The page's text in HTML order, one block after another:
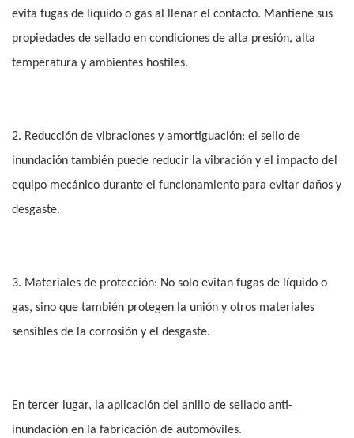
evita fugas de líquido o gas al llenar el contacto. Mantiene sus
propiedades de sellado en condiciones de alta presión, alta
temperatura y ambientes hostiles.
2. Reducción de vibraciones y amortiguación: el sello de
inundación también puede reducir la vibración y el impacto del
equipo mecánico durante el funcionamiento para evitar daños y
desgaste.
3. Materiales de protección: No solo evitan fugas de líquido o
gas, sino que también protegen la unión y otros materiales
sensibles de la corrosión y el desgaste.
En tercer lugar, la aplicación del anillo de sellado anti-
inundación en la fabricación de automóviles.